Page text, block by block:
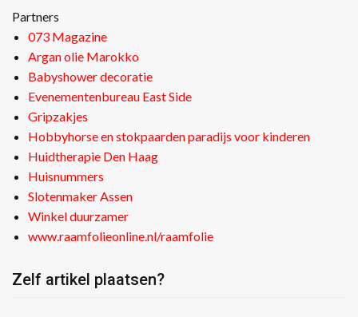
Partners
073 Magazine
Argan olie Marokko
Babyshower decoratie
Evenementenbureau East Side
Gripzakjes
Hobbyhorse en stokpaarden paradijs voor kinderen
Huidtherapie Den Haag
Huisnummers
Slotenmaker Assen
Winkel duurzamer
www.raamfolieonline.nl/raamfolie
Zelf artikel plaatsen?